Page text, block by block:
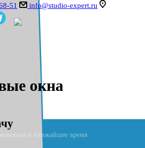
51 info@studio-expert.ru
окна
в ближайшее время